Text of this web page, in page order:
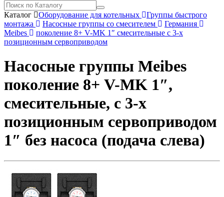
Каталог Оборудование для котельных
Группы быстрого
монтажа
Насосные группы со смесителем
Германия
Meibes
поколение 8+ V-MK 1″ смесительные с 3-х
позиционным сервоприводом
Насосные группы Meibes
поколение 8+ V-MK 1″,
смесительные, с 3-х
позиционным сервоприводом
1″ без насоса (подача слева)